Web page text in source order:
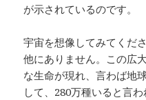
が示されているのです。
宇宙を想像してみてくだ
他にありません。この広
な生命が現れ、言わば地
して、280万種いると言